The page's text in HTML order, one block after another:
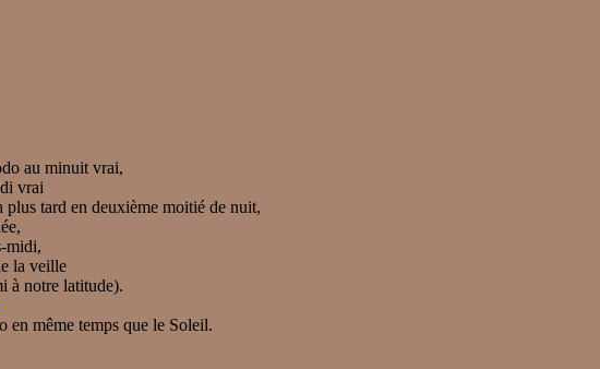
au minuit vrai,
vrai
plus tard en deuxième moitié de nuit,
midi,
la veille
à notre latitude).
en même temps que le Soleil.